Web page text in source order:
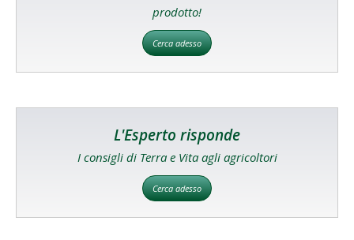
prodotto!
Cerca adesso
L'Esperto risponde
I consigli di Terra e Vita agli agricoltori
Cerca adesso